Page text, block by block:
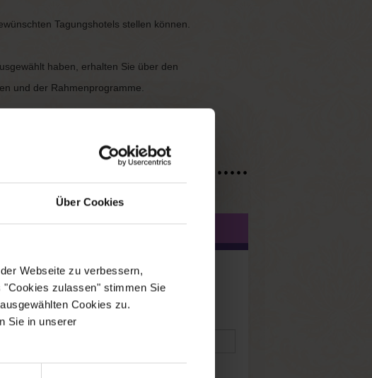
Über Cookies
Webseite zu verbessern,
zulassen" stimmen Sie
Cookies zu.
Sie in unserer
Tagungshotels stellen können.
haben, erhalten Sie über den
und der Rahmenprogramme.
Angebot.
KUNDENANGABEN